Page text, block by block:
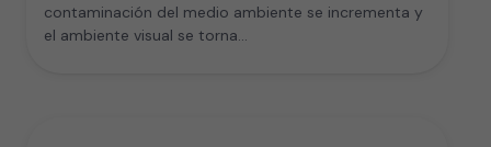
contaminación del medio ambiente se incrementa y
el ambiente visual se torna…